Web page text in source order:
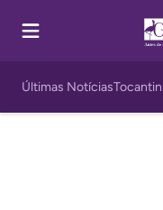
Últimas Notícias